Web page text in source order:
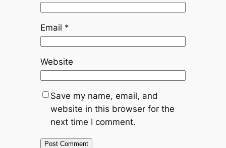
Email *
Website
Save my name, email, and
website in this browser for the
next time I comment.